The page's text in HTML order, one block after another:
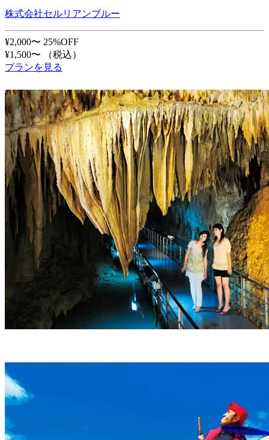
株式会社セルリアンブルー
¥2,000〜 25%OFF
¥1,500〜
（税込）
プランを見る